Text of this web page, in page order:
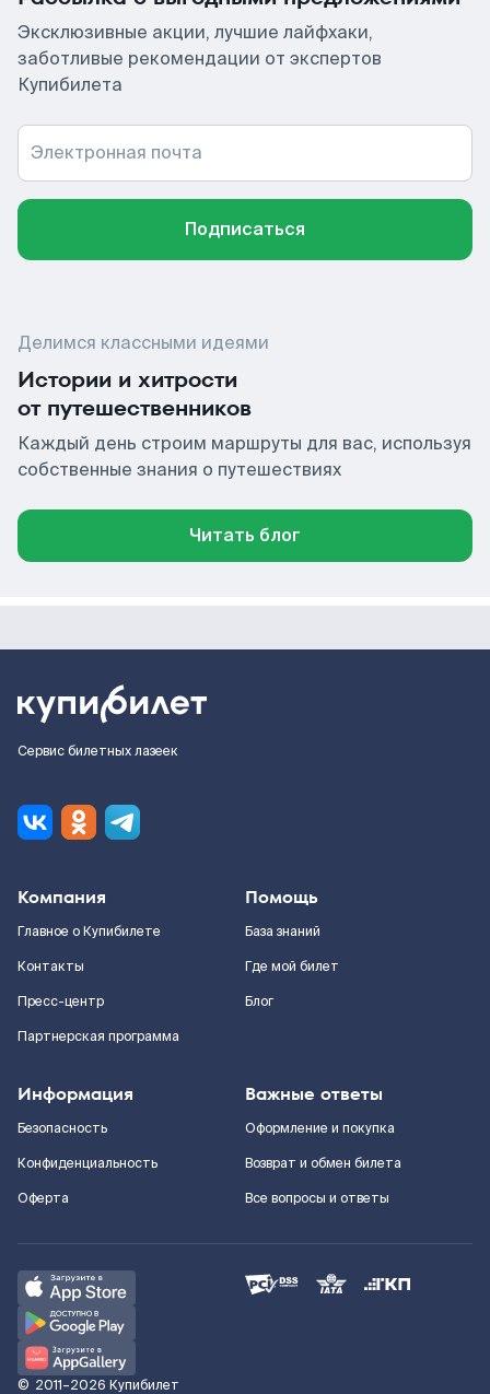
Эксклюзивные акции, лучшие лайфхаки,
заботливые рекомендации от экспертов
Купибилета
Электронная почта
Подписаться
Делимся классными идеями
Истории и хитрости
от путешественников
Каждый день строим маршруты для вас, используя
собственные знания о путешествиях
Читать блог
Сервис билетных лазеек
Компания
Главное о Купибилете
Контакты
Пресс-центр
Партнерская программа
Помощь
База знаний
Где мой билет
Блог
Информация
Безопасность
Конфиденциальность
Оферта
Важные ответы
Оформление и покупка
Возврат и обмен билета
Все вопросы и ответы
© 2011–2026 Купибилет